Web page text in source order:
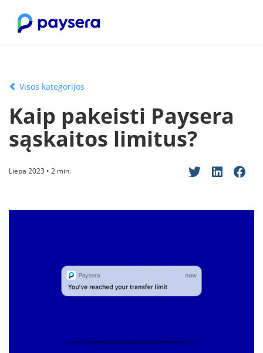
Visos kategorijos
Kaip pakeisti Paysera
sąskaitos limitus?
Liepa 2023 • 2 min.